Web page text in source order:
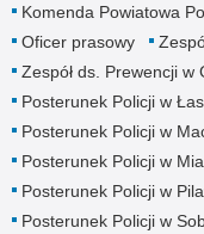
Komenda Powiatowa
Oficer prasowy
Zespół ds. Prewencji w
Posterunek Policji w
Posterunek Policji w
Posterunek Policji w
Posterunek Policji w
Posterunek Policji w